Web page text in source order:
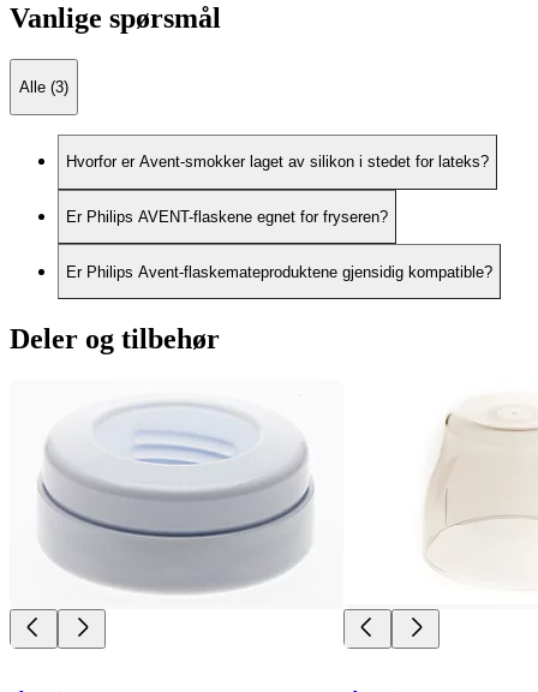
Vanlige spørsmål
Alle (3)
Hvorfor er Avent-smokker laget av silikon i stedet for lateks?
Er Philips AVENT-flaskene egnet for fryseren?
Er Philips Avent-flaskemateproduktene gjensidig kompatible?
Deler og tilbehør